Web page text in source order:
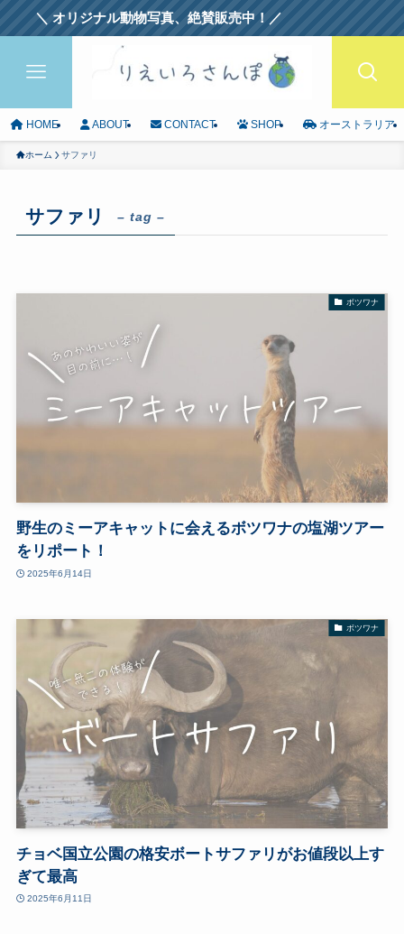
ジナル動物写真、絶賛販売中！／
HOME ABOUT CONTACT SHOP オーストラリア
ホーム サファリ
サファリ – tag –
ボツワナ
野生のミーアキャットに会えるボツワナの塩湖ツアー
をリポート！
2025年6月14日
ボツワナ
チョベ国立公園の格安ボートサファリがお値段以上す
ぎて最高
2025年6月11日